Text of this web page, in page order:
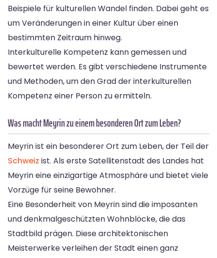
Beispiele für kulturellen Wandel finden. Dabei geht es
um Veränderungen in einer Kultur über einen
bestimmten Zeitraum hinweg.
Interkulturelle Kompetenz kann gemessen und
bewertet werden. Es gibt verschiedene Instrumente
und Methoden, um den Grad der interkulturellen
Kompetenz einer Person zu ermitteln.
Was macht Meyrin zu einem besonderen Ort zum Leben?
Meyrin ist ein besonderer Ort zum Leben, der Teil der
Schweiz ist. Als erste Satellitenstadt des Landes hat
Meyrin eine einzigartige Atmosphäre und bietet viele
Vorzüge für seine Bewohner.
Eine Besonderheit von Meyrin sind die imposanten
und denkmalgeschützten Wohnblöcke, die das
Stadtbild prägen. Diese architektonischen
Meisterwerke verleihen der Stadt einen ganz